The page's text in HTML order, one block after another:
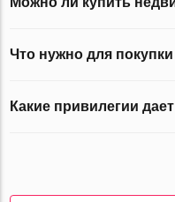
Что нужно для
Какие привилегии